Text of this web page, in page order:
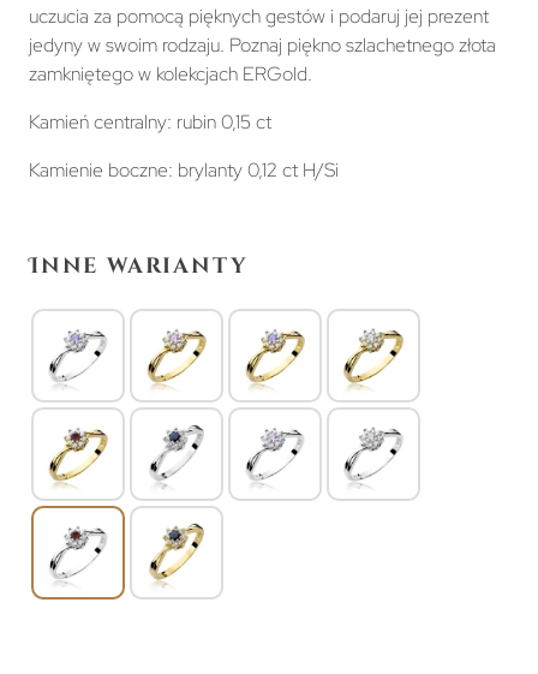
uczucia za pomocą pięknych gestów i podaruj jej prezent
jedyny w swoim rodzaju. Poznaj piękno szlachetnego złota
zamkniętego w kolekcjach ERGold.
Kamień centralny: rubin 0,15 ct
Kamienie boczne: brylanty 0,12 ct H/Si
Inne warianty